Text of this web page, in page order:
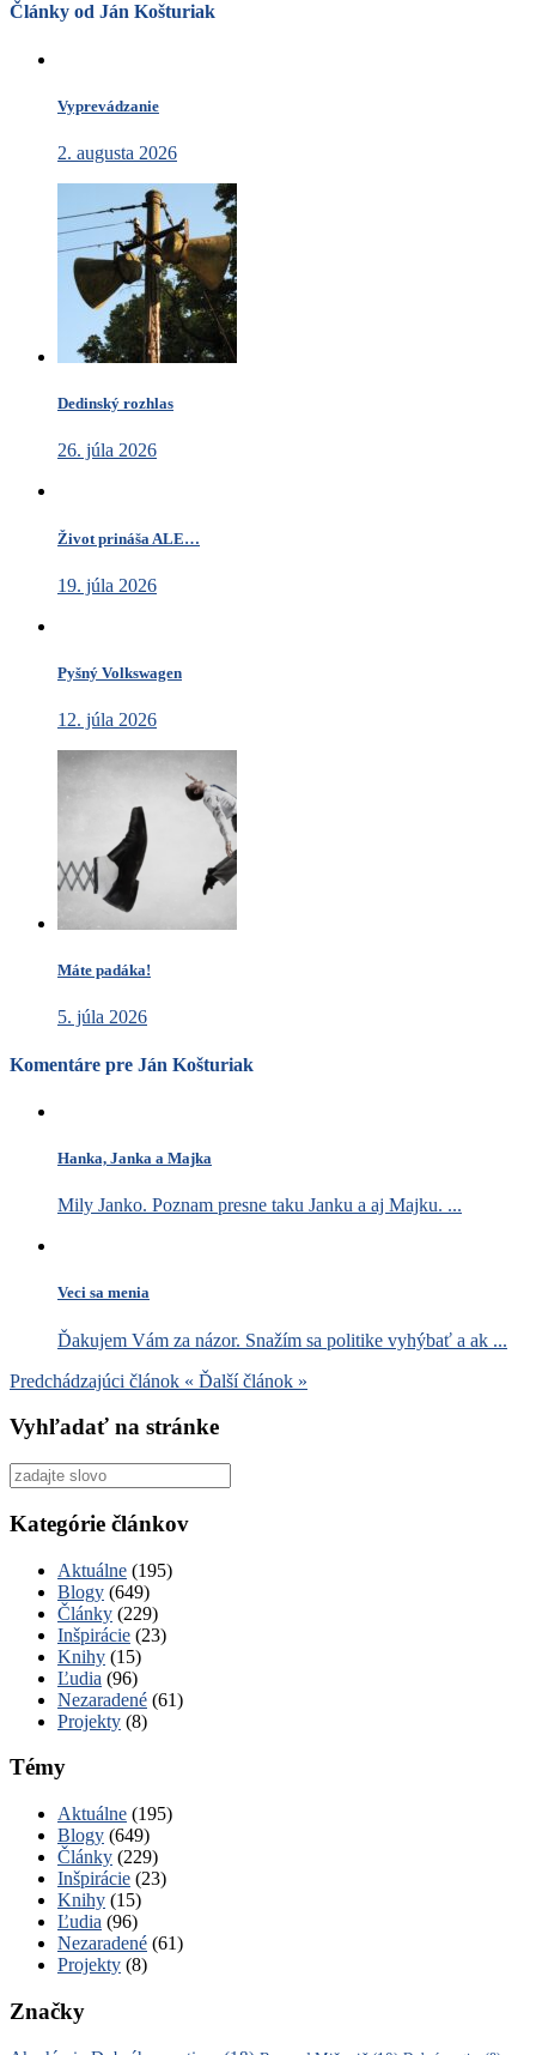
Články od Ján Košturiak
Vyprevádzanie
2. augusta 2026
Dedinský rozhlas
26. júla 2026
Život prináša ALE…
19. júla 2026
Pyšný Volkswagen
12. júla 2026
Máte padáka!
5. júla 2026
Komentáre pre Ján Košturiak
Hanka, Janka a Majka
Mily Janko. Poznam presne taku Janku a aj Majku. ...
Veci sa menia
Ďakujem Vám za názor. Snažím sa politike vyhýbať a ak ...
Predchádzajúci článok « Ďalší článok »
Vyhľadať na stránke
Vyhľadať
pre:
Kategórie článkov
Aktuálne (195)
Blogy (649)
Články (229)
Inšpirácie (23)
Knihy (15)
Ľudia (96)
Nezaradené (61)
Projekty (8)
Témy
Aktuálne (195)
Blogy (649)
Články (229)
Inšpirácie (23)
Knihy (15)
Ľudia (96)
Nezaradené (61)
Projekty (8)
Značky